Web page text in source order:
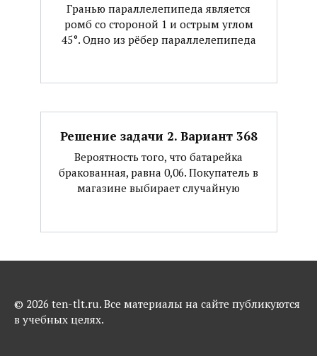
Гранью параллелепипеда является
ромб со стороной 1 и острым углом
45°. Одно из рёбер параллелепипеда
Решение задачи 2. Вариант 368
Вероятность того, что батарейка
бракованная, равна 0,06. Покупатель в
магазине выбирает случайную
© 2026 ten-tlt.ru. Все материалы на сайте публикуются
в учебных целях.